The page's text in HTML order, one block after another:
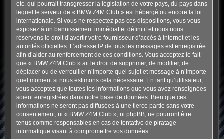
etc. qui pourrait transgresser la législation de votre pays, du pays dans
lequel le serveur de « BMW Z4M Club » est hébergé ou encore la loi
internationale. Si vous ne respectez pas ces dispositions, vous vous
exposez à un bannissement immédiat et définitif et nous nous
réservons le droit d’avertir votre fournisseur d’accès à internet et les
autorités officielles. L’adresse IP de tous les messages est enregistrée
afin d’aider au renforcement de ces conditions. Vous acceptez le fait
que « BMW Z4M Club » ait le droit de supprimer, de modifier, de
déplacer ou de verrouiller n’importe quel sujet et message à n’importe
quel moment si nous estimons cela nécessaire. En tant qu’utilisateur,
vous acceptez que toutes les informations que vous avez renseignées
soient enregistrées dans notre base de données. Bien que ces
informations ne seront pas diffusées à une tierce partie sans votre
consentement, ni « BMW Z4M Club », ni phpBB, ne pourront être
tenus comme responsables en cas de tentative de piratage
informatique visant à compromettre vos données.